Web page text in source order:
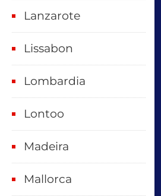
Lanzarote
Lissabon
Lombardia
Lontoo
Madeira
Mallorca